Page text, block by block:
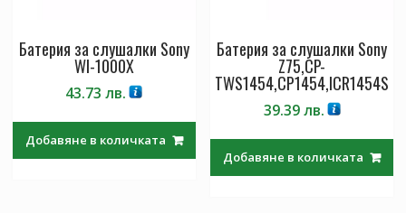
Батерия за слушалки Sony
WI-1000X
43.73лв.
Добавяне в количката
Батерия за слушалки Sony
Z75,CP-
TWS1454,CP1454,ICR1454S
39.39лв.
Добавяне в количката